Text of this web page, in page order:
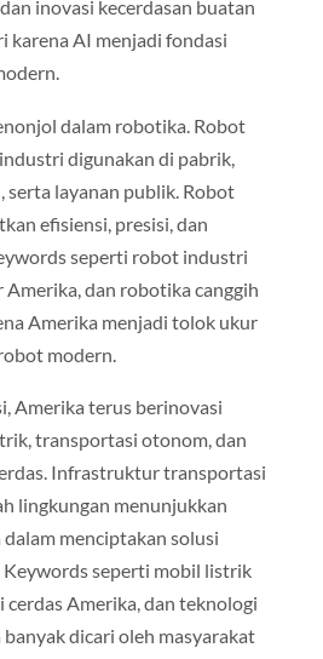
inovasi kecerdasan buatan
karena AI menjadi fondasi
dalam robotika. Robot
digunakan di pabrik,
serta layanan publik. Robot
efisiensi, presisi, dan
seperti robot industri
dan robotika canggih
Amerika menjadi tolok ukur
modern.
Amerika terus berinovasi
transportasi otonom, dan
Infrastruktur transportasi
lingkungan menunjukkan
menciptakan solusi
seperti mobil listrik
Amerika, dan teknologi
dicari oleh masyarakat